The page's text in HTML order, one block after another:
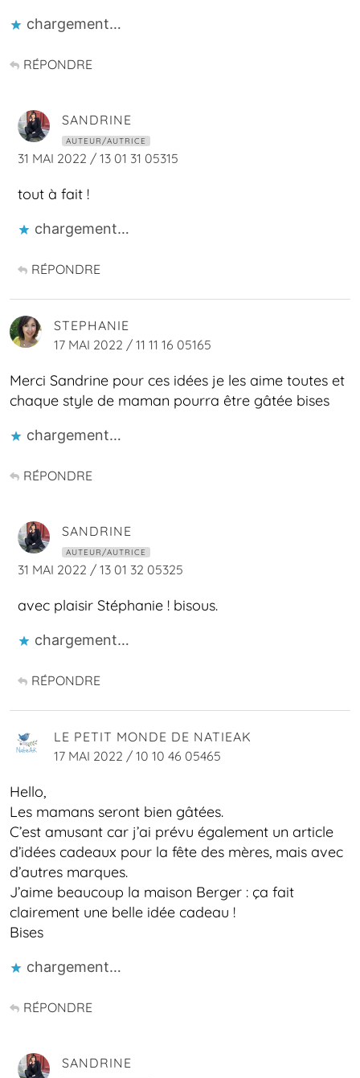
chargement…
RÉPONDRE
SANDRINE
AUTEUR/AUTRICE
31 MAI 2022 / 13 01 31 05315
tout à fait !
chargement…
RÉPONDRE
STEPHANIE
17 MAI 2022 / 11 11 16 05165
Merci Sandrine pour ces idées je les aime toutes et
chaque style de maman pourra être gâtée bises
chargement…
RÉPONDRE
SANDRINE
AUTEUR/AUTRICE
31 MAI 2022 / 13 01 32 05325
avec plaisir Stéphanie ! bisous.
chargement…
RÉPONDRE
LE PETIT MONDE DE NATIEAK
17 MAI 2022 / 10 10 46 05465
Hello,
Les mamans seront bien gâtées.
C’est amusant car j’ai prévu également un article
d’idées cadeaux pour la fête des mères, mais avec
d’autres marques.
J’aime beaucoup la maison Berger : ça fait
clairement une belle idée cadeau !
Bises
chargement…
RÉPONDRE
SANDRINE